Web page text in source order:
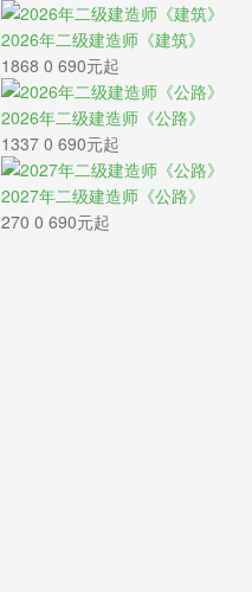
2026年二级建造师《建筑》
1868 0 690元起
2026年二级建造师《公路》
1337 0 690元起
2027年二级建造师《公路》
270 0 690元起